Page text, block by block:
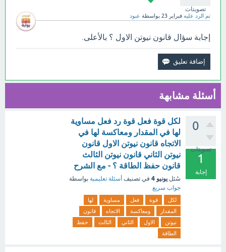
تصويتات
تم الرد عليه فبراير 23 بواسطة عبود
إجابة سؤال قانون نيوتن الاول ؟ بالأعلى.
أسئلة مشابهة
0
تصويتات
1
إجابة
لكل قوة فعل قوة رد فعل مساوية
لها في المقدار ومعاكسة لها في
الاتجاه قانون نيوتن الاول قانون
نيوتن الثاني قانون نيوتن الثالث
قانون حفظ الطاقة ؟ - مع الشرح
سُئل يونيو 4 في تصنيف أسئلة تعليمية بواسطة
جواب سريع
لكل قوة فعل مساوية
لها
المقدار
ومعاكسة الاتجاه
قانون
نيوتن
الاول الثاني الثالث
حفظ
الطاقة